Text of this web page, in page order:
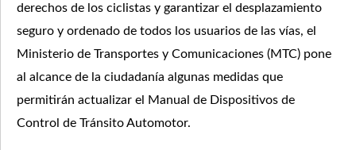
derechos de los ciclistas y garantizar el desplazamiento
seguro y ordenado de todos los usuarios de las vías, el
Ministerio de Transportes y Comunicaciones (MTC) pone
al alcance de la ciudadanía algunas medidas que
permitirán actualizar el Manual de Dispositivos de
Control de Tránsito Automotor.